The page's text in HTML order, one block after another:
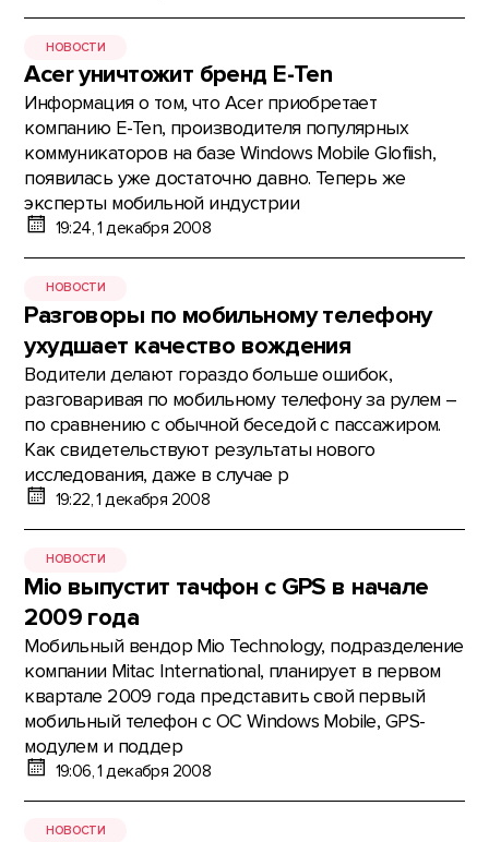
НОВОСТИ
Acer уничтожит бренд E-Ten
Информация о том, что Acer приобретает
компанию E-Ten, производителя популярных
коммуникаторов на базе Windows Mobile Glofiish,
появилась уже достаточно давно. Теперь же
эксперты мобильной индустрии
19:24, 1 декабря 2008
НОВОСТИ
Разговоры по мобильному телефону
ухудшает качество вождения
Водители делают гораздо больше ошибок,
разговаривая по мобильному телефону за рулем –
по сравнению с обычной беседой с пассажиром.
Как свидетельствуют результаты нового
исследования, даже в случае р
19:22, 1 декабря 2008
НОВОСТИ
Mio выпустит тачфон с GPS в начале
2009 года
Мобильный вендор Mio Technology, подразделение
компании Mitac International, планирует в первом
квартале 2009 года представить свой первый
мобильный телефон с ОС Windows Mobile, GPS-
модулем и поддер
19:06, 1 декабря 2008
НОВОСТИ